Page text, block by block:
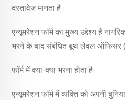
दस्तावेज मानता है।
एन्यूमरेशन फॉर्म का मुख्य उद्देश्य है
भरने के बाद संबंधित बूथ लेवल ऑफिसर
फॉर्म में क्या-क्या भरना होता है-
एन्यूमरेशन फॉर्म में व्यक्ति को अपनी